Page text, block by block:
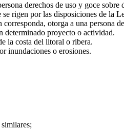
derechos de uso y goce sobre
rigen por las disposiciones de la
otorga a una persona
determinado proyecto o actividad.
la costa del litoral o ribera.
inundaciones o erosiones.